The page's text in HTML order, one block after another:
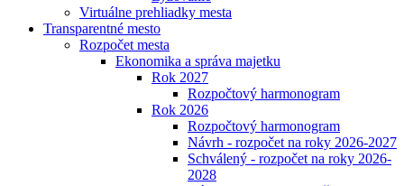
Virtuálne prehliadky mesta
Transparentné mesto
Rozpočet mesta
Ekonomika a správa majetku
Rok 2027
Rozpočtový harmonogram
Rok 2026
Rozpočtový harmonogram
Návrh - rozpočet na roky 2026-2027
Schválený - rozpočet na roky 2026-
2028